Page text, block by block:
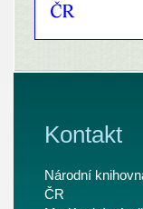
Kontakt
Národní
ČR